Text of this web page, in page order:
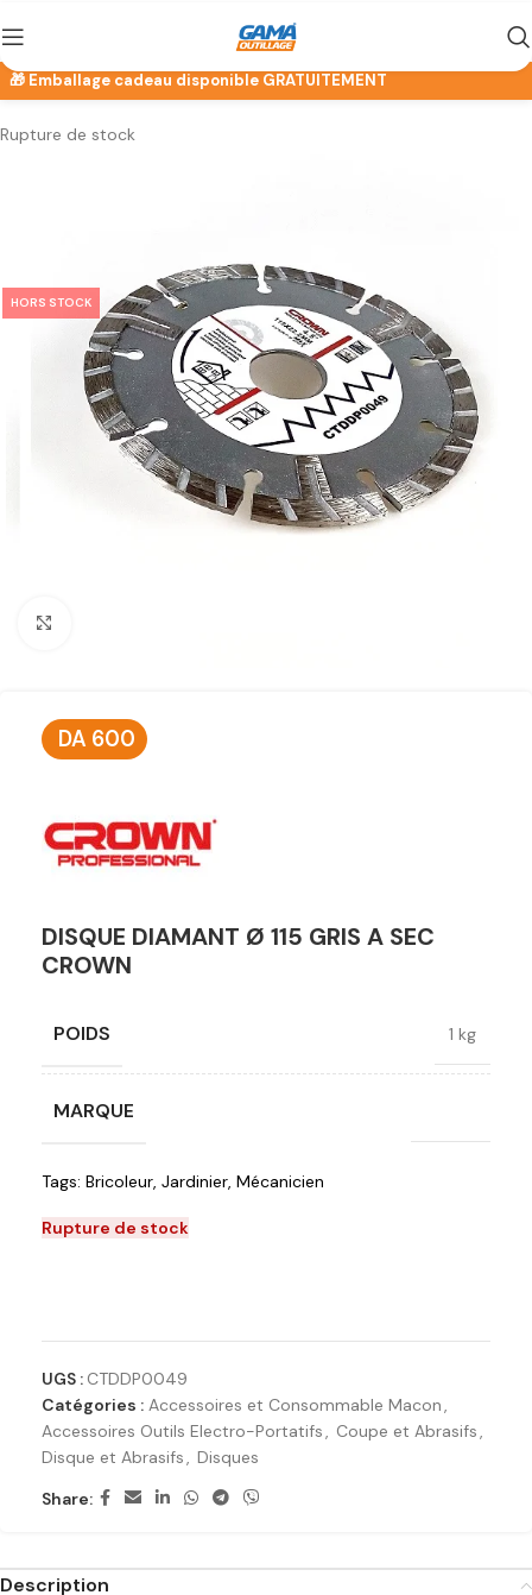
Rupture de stock
HORS STOCK
DA 600
DISQUE DIAMANT Ø 115 GRIS A SEC
CROWN
POIDS 1 kg
MARQUE
Tags: Bricoleur, Jardinier, Mécanicien
Rupture de stock
UGS : CTDDP0049
Catégories : Accessoires et Consommable Macon,
Accessoires Outils Electro-Portatifs, Coupe et Abrasifs,
Disque et Abrasifs, Disques
Share:
Description